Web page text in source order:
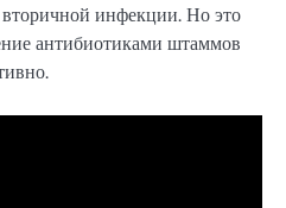
инфекции. Но это
антибиотиками штаммов